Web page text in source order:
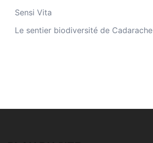
Sensi Vita
Le sentier biodiversité de Cadarache